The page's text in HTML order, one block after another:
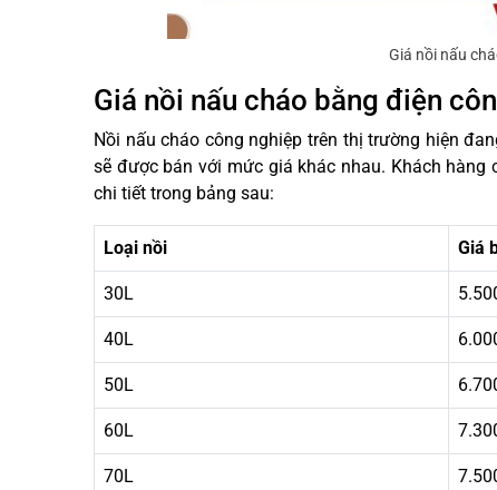
Giá nồi nấu
Giá nồi nấu cháo bằng điện
Nồi nấu cháo công nghiệp trên thị trường hiện
sẽ được bán với mức giá khác nhau. Khách
chi tiết trong bảng sau:
Loại nồi Giá
30L
40L
50L
60L
70L